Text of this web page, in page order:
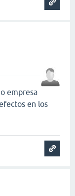
empresa
en los